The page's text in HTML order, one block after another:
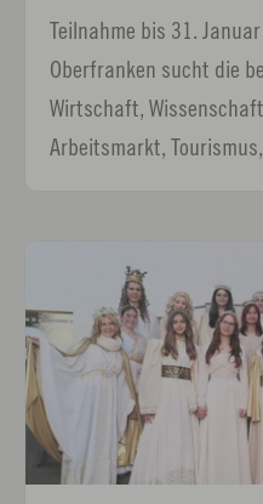
Teilnahme bis 31.
Oberfranken sucht die
Wirtschaft,
Arbeitsmarkt,